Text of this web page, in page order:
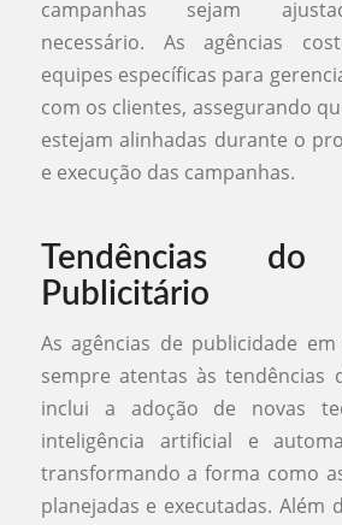
campanhas sejam
necessário. As agências
equipes específicas para
com os clientes, assegurando
estejam alinhadas durante o
e execução das campanhas.
Tendências do
Publicitário
As agências de publicidade
sempre atentas às tendências
inclui a adoção de novas
inteligência artificial e
transformando a forma como
planejadas e executadas. Além